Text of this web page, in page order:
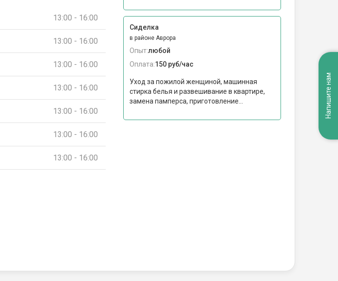
13:00 - 16:00
13:00 - 16:00
13:00 - 16:00
13:00 - 16:00
13:00 - 16:00
13:00 - 16:00
13:00 - 16:00
Сиделка
в районе Аврора
Опыт:любой
Оплата:150 руб/час
Уход за пожилой женщиной, машинная
стирка белья и развешивание в квартире,
замена памперса, приготовление...
Напишите нам